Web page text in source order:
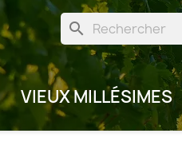
search
VIEUX MILLÉSIMES